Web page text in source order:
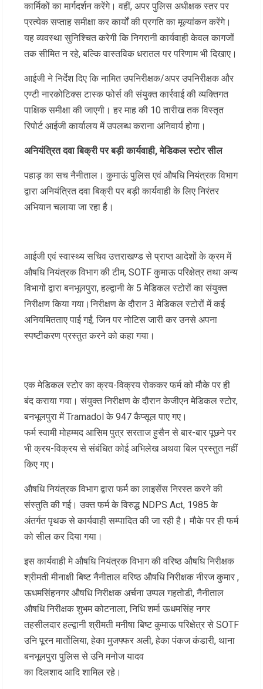
कार्मिकों का मार्गदर्शन करेंगे। वहीं, अपर पुलिस अधीक्षक स्तर पर
प्रत्येक सप्ताह समीक्षा कर कार्यों की प्रगति का मूल्यांकन करेंगे।
यह व्यवस्था सुनिश्चित करेगी कि निगरानी कार्यवाही केवल कागजों
तक सीमित न रहे, बल्कि वास्तविक धरातल पर परिणाम भी दिखाए।
आईजी ने निर्देश दिए कि नामित उपनिरीक्षक/अपर उपनिरीक्षक और
एण्टी नारकोटिक्स टास्क फोर्स की संयुक्त कार्रवाई की व्यक्तिगत
पाक्षिक समीक्षा की जाएगी। हर माह की 10 तारीख तक विस्तृत
रिपोर्ट आईजी कार्यालय में उपलब्ध कराना अनिवार्य होगा।
अनियंत्रित दवा बिक्री पर बड़ी कार्यवाही, मेडिकल स्टोर सील
पहाड़ का सच नैनीताल। कुमाऊं पुलिस एवं औषधि नियंत्रक विभाग
द्वारा अनियंत्रित दवा बिक्री पर बड़ी कार्यवाही के लिए निरंतर
अभियान चलाया जा रहा है।
आईजी एवं स्वास्थ्य सचिव उत्तराखण्ड से प्राप्त आदेशों के क्रम में
औषधि नियंत्रक विभाग की टीम, SOTF कुमाऊ परिक्षेत्र तथा अन्य
विभागों द्वारा बनभूलपुरा, हल्द्वानी के 5 मेडिकल स्टोरों का संयुक्त
निरीक्षण किया गया।निरीक्षण के दौरान 3 मेडिकल स्टोरों में कई
अनियमितताए पाई गईं, जिन पर नोटिस जारी कर उनसे अपना
स्पष्टीकरण प्रस्तुत करने को कहा गया।
एक मेडिकल स्टोर का क्रय-विक्रय रोककर फर्म को मौके पर ही
बंद कराया गया। संयुक्त निरीक्षण के दौरान केजीएन मेडिकल स्टोर,
बनभूलपुरा में Tramadol के 947 कैप्सूल पाए गए।
फर्म स्वामी मोहम्मद आसिम पुत्र सरताज हुसैन से बार-बार पूछने पर
भी क्रय-विक्रय से संबंधित कोई अभिलेख अथवा बिल प्रस्तुत नहीं
किए गए।
औषधि नियंत्रक विभाग द्वारा फर्म का लाइसेंस निरस्त करने की
संस्तुति की गई। उक्त फर्म के विरुद्ध NDPS Act, 1985 के
अंतर्गत पृथक से कार्यवाही सम्पादित की जा रही है। मौके पर ही फर्म
को सील कर दिया गया।
इस कार्यवाही मे औषधि नियंत्रक विभाग की वरिष्ठ औषधि निरीक्षक
श्रीमती मीनाक्षी बिष्ट नैनीताल वरिष्ठ औषधि निरीक्षक नीरज कुमार ,
ऊधमसिंहनगर औषधि निरीक्षक अर्चना उप्पल गहतोडी, नैनीताल
औषधि निरीक्षक शुभम कोटनाला, निधि शर्मा ऊधमसिंह नगर
तहसीलदार हल्द्वानी श्रीमती मनीषा बिष्ट कुमाऊ परिक्षेत्र से SOTF
उनि पूरन मार्तोलिया, हेका मुजफ्फर अली, हेका पंकज कंडारी, थाना
बनभूलपुरा पुलिस से उनि मनोज यादव
का दिलशाद आदि शामिल रहे।